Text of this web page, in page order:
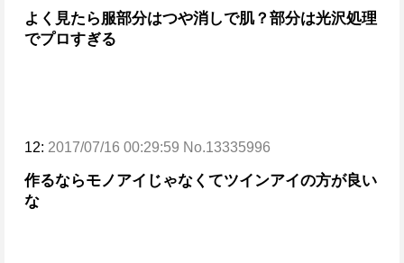
よく見たら服部分はつや消しで肌？部分は光沢処理
でプロすぎる
12: 2017/07/16 00:29:59 No.13335996
作るならモノアイじゃなくてツインアイの方が良い
な